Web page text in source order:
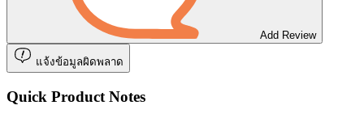
Add Review
แจ้งข้อมูลผิดพลาด
Quick Product Notes